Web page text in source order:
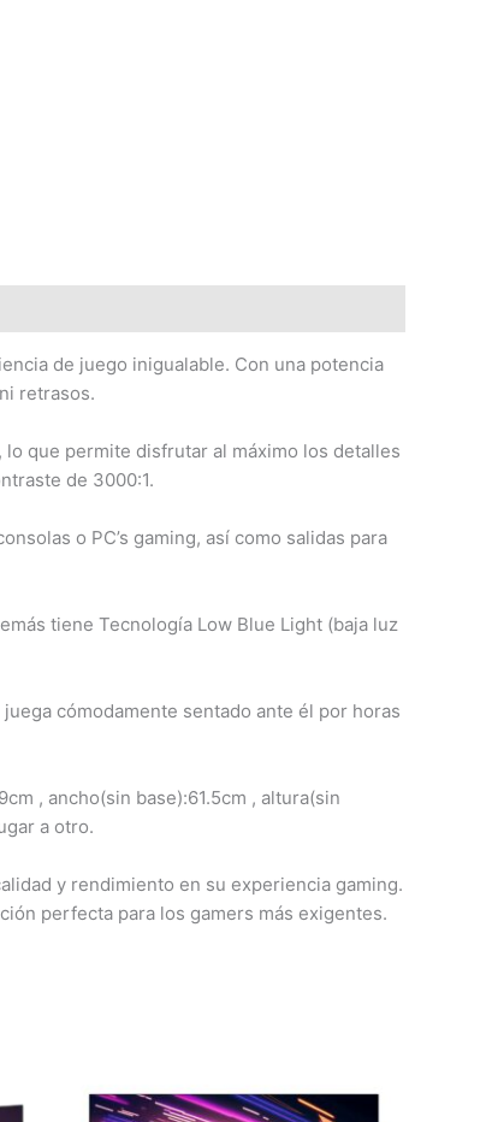
de juego inigualable. Con una potencia
retrasos.
lo que permite disfrutar al máximo los detalles
de 3000:1.
o PC’s gaming, así como salidas para
tiene Tecnología Low Blue Light (baja luz
cómodamente sentado ante él por horas
, ancho(sin base):61.5cm , altura(sin
a otro.
y rendimiento en su experiencia gaming.
perfecta para los gamers más exigentes.